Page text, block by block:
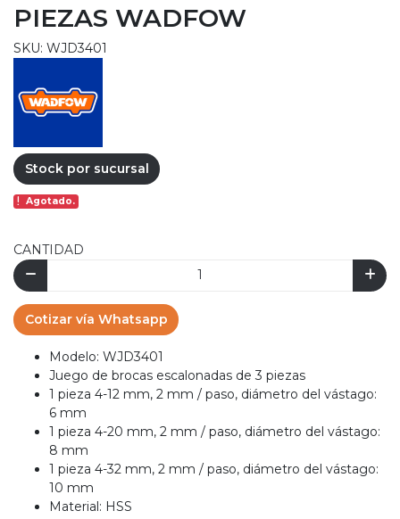
PIEZAS WADFOW
SKU: WJD3401
Stock por sucursal
Agotado.
CANTIDAD
Cotizar vía Whatsapp
Modelo: WJD3401
Juego de brocas escalonadas de 3 piezas
1 pieza 4-12 mm, 2 mm / paso, diámetro del vástago:
6 mm
1 pieza 4-20 mm, 2 mm / paso, diámetro del vástago:
8 mm
1 pieza 4-32 mm, 2 mm / paso, diámetro del vástago:
10 mm
Material: HSS